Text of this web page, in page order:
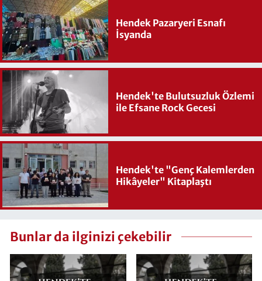
Hendek Pazaryeri Esnafı
İsyanda
Hendek'te Bulutsuzluk Özlemi
ile Efsane Rock Gecesi
Hendek'te "Genç Kalemlerden
Hikâyeler" Kitaplaştı
Bunlar da ilginizi çekebilir